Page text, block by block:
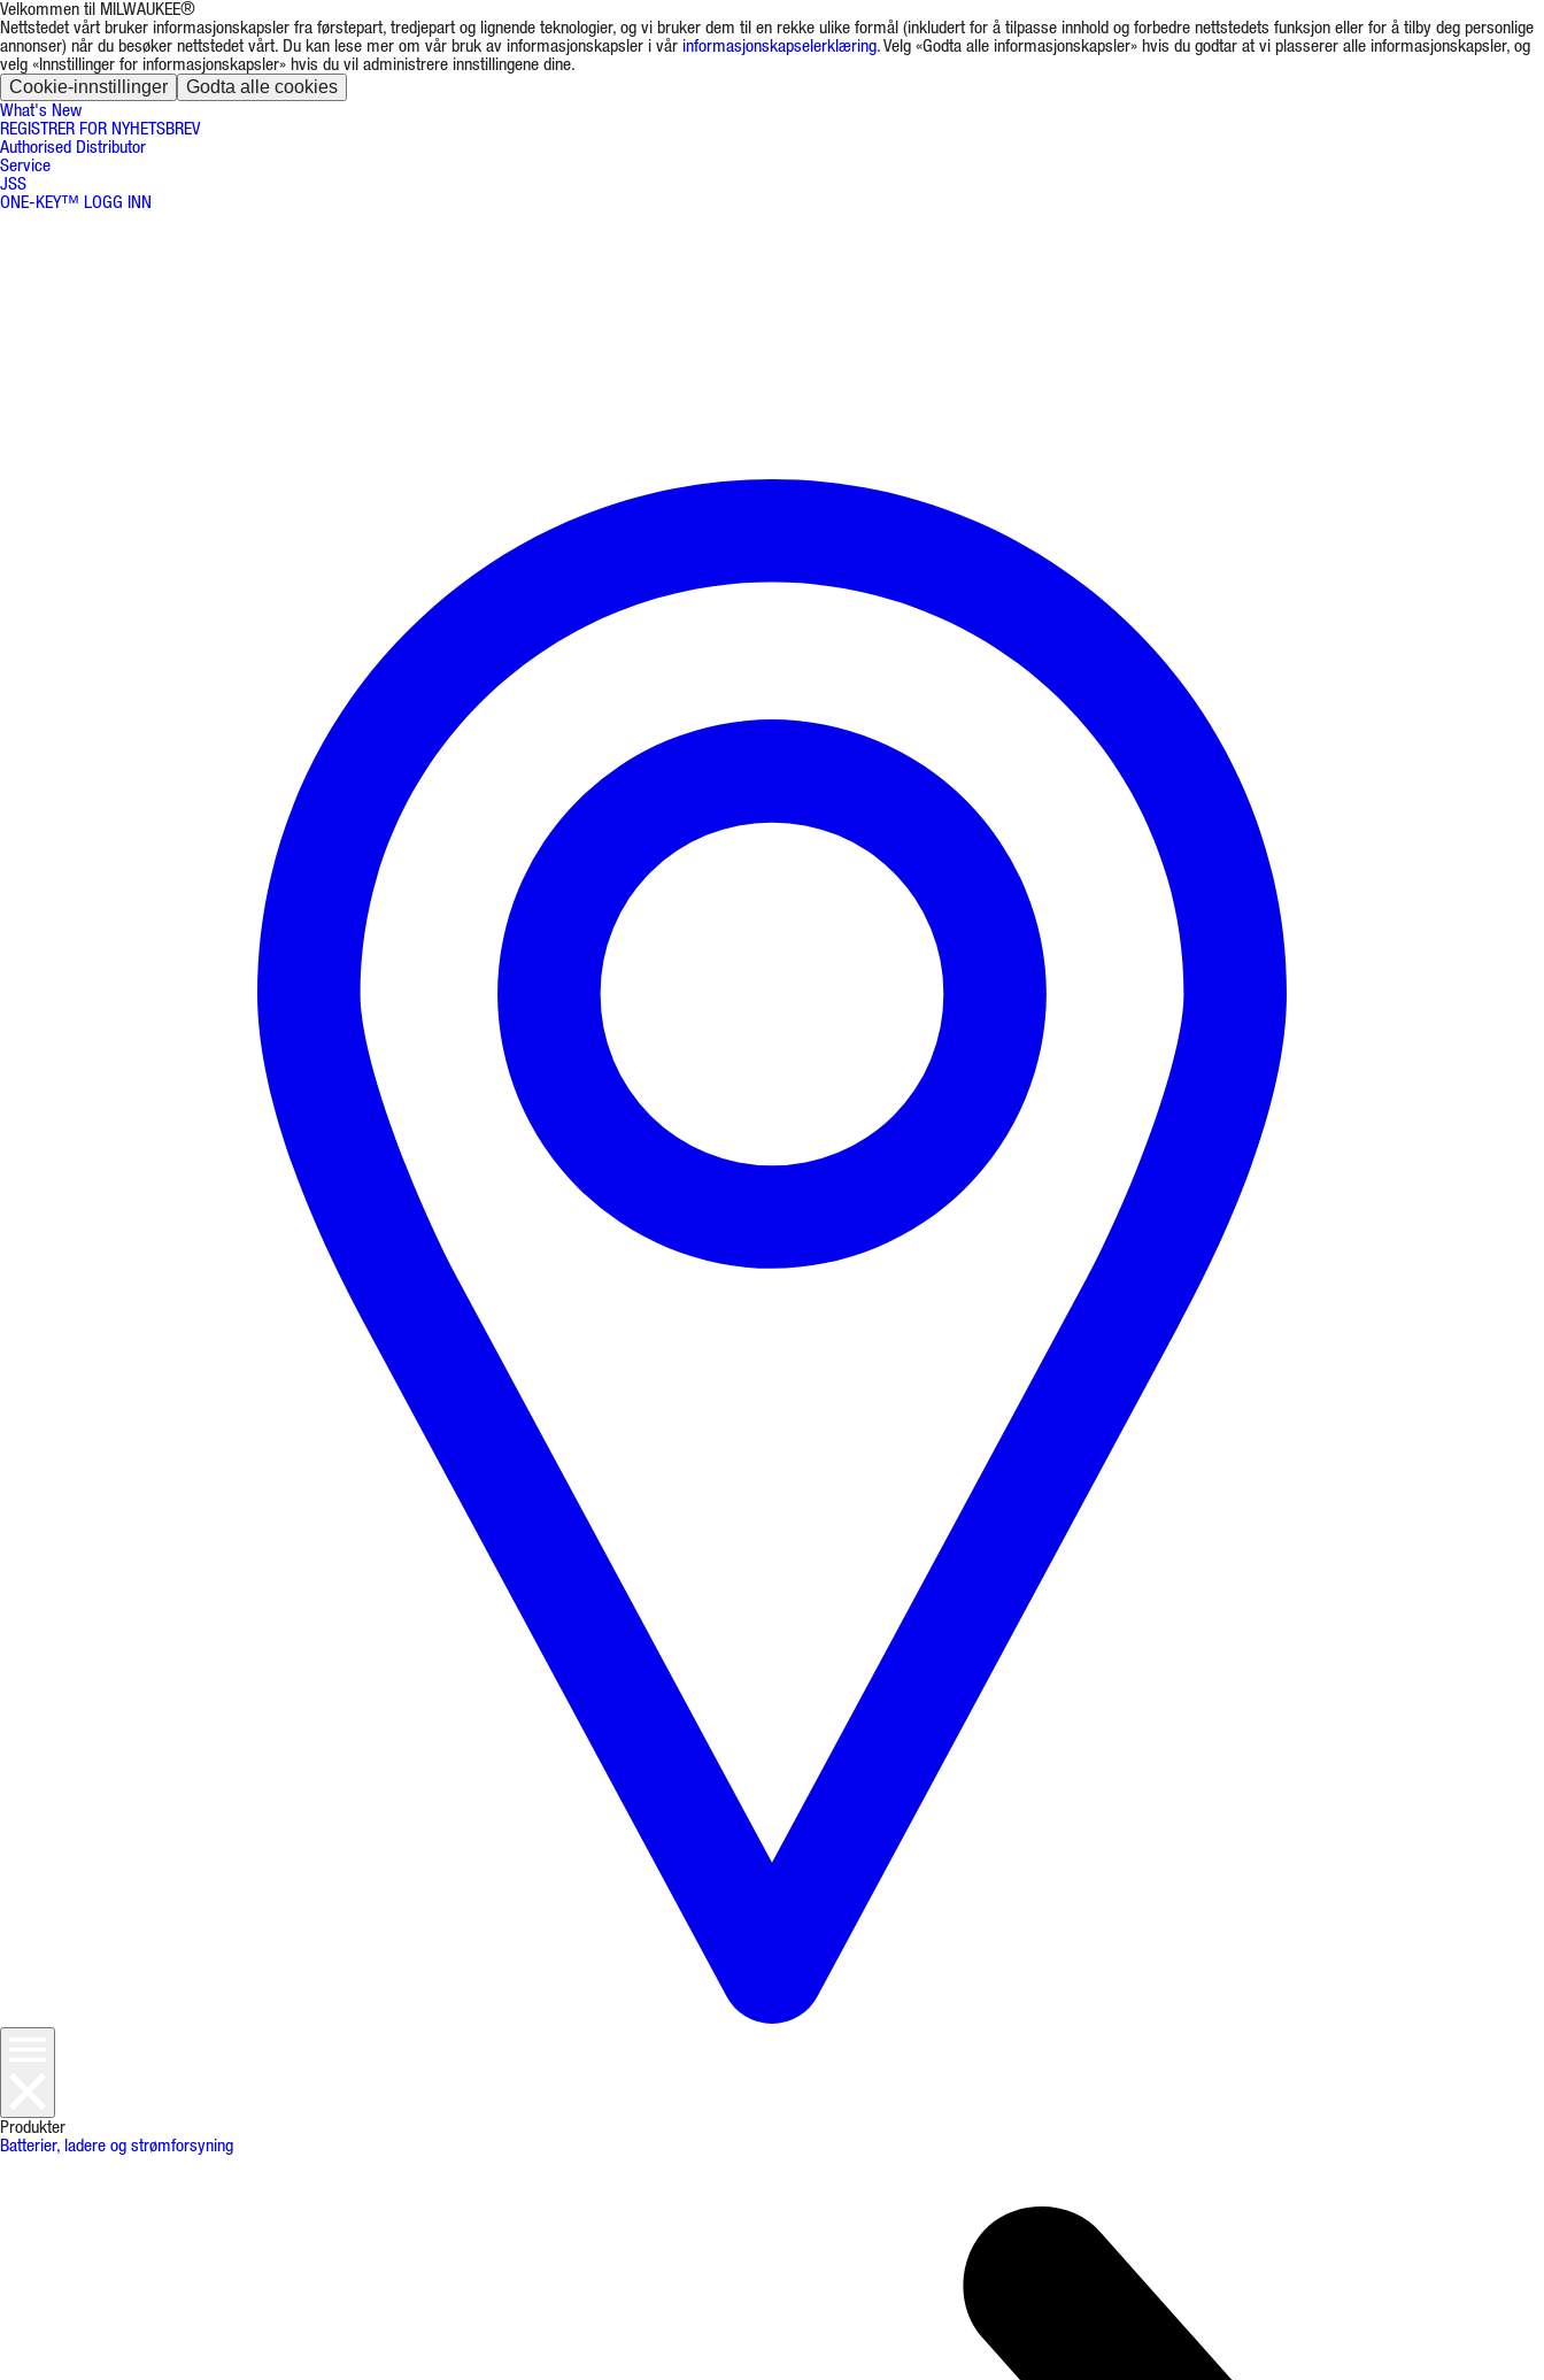
Velkommen til MILWAUKEE®
Nettstedet vårt bruker informasjonskapsler fra førstepart, tredjepart og lignende teknologier, og vi bruker dem til en rekke ulike formål (inkludert for å tilpasse innhold og forbedre nettstedets funksjon eller for å tilby deg personlige
annonser) når du besøker nettstedet vårt. Du kan lese mer om vår bruk av informasjonskapsler i vår informasjonskapselerklæring. Velg «Godta alle informasjonskapsler» hvis du godtar at vi plasserer alle informasjonskapsler, og
velg «Innstillinger for informasjonskapsler» hvis du vil administrere innstillingene dine.
Cookie-innstillinger Godta alle cookies
What's New
REGISTRER FOR NYHETSBREV
Authorised Distributor
Service
JSS
ONE-KEY™ LOGG INN
Produkter
Batterier, ladere og strømforsyning